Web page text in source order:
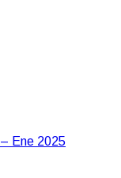
Ene 2025